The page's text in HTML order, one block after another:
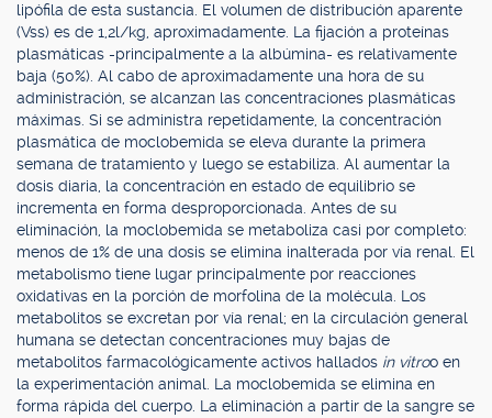
lipófila de esta sustancia. El volumen de distribución aparente
(Vss) es de 1,2l/kg, aproximadamente. La fijación a proteínas
plasmáticas -principalmente a la albúmina- es relativamente
baja (50%). Al cabo de aproximadamente una hora de su
administración, se alcanzan las concentraciones plasmáticas
máximas. Si se administra repetidamente, la concentración
plasmática de moclobemida se eleva durante la primera
semana de tratamiento y luego se estabiliza. Al aumentar la
dosis diaria, la concentración en estado de equilibrio se
incrementa en forma desproporcionada. Antes de su
eliminación, la moclobemida se metaboliza casi por completo:
menos de 1% de una dosis se elimina inalterada por vía renal. El
metabolismo tiene lugar principalmente por reacciones
oxidativas en la porción de morfolina de la molécula. Los
metabolitos se excretan por vía renal; en la circulación general
humana se detectan concentraciones muy bajas de
metabolitos farmacológicamente activos hallados in vitroo en
la experimentación animal. La moclobemida se elimina en
forma rápida del cuerpo. La eliminación a partir de la sangre se